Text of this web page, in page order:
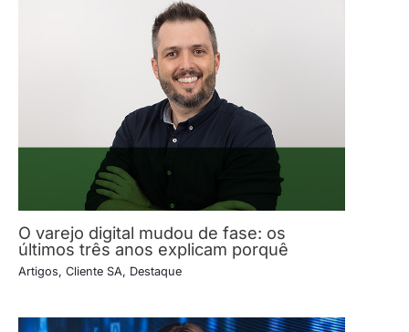
O varejo digital mudou de fase: os
últimos três anos explicam porquê
Artigos, Cliente SA, Destaque